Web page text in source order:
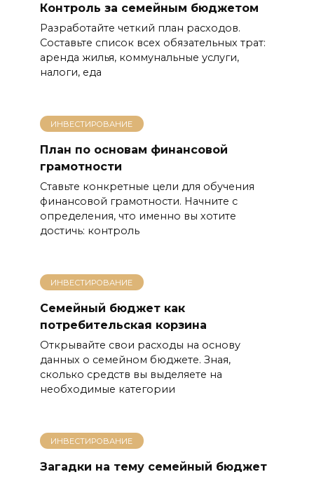
Контроль за семейным бюджетом
Разработайте четкий план расходов.
Составьте список всех обязательных трат:
аренда жилья, коммунальные услуги,
налоги, еда
ИНВЕСТИРОВАНИЕ
План по основам финансовой
грамотности
Ставьте конкретные цели для обучения
финансовой грамотности. Начните с
определения, что именно вы хотите
достичь: контроль
ИНВЕСТИРОВАНИЕ
Семейный бюджет как
потребительская корзина
Открывайте свои расходы на основу
данных о семейном бюджете. Зная,
сколько средств вы выделяете на
необходимые категории
ИНВЕСТИРОВАНИЕ
Загадки на тему семейный бюджет